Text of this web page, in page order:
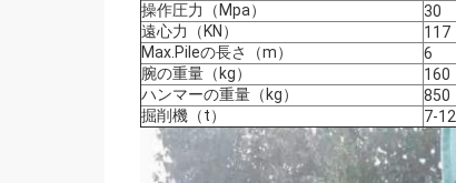
操作圧力（Mpa）
30
遠心力（KN）
117
Max.Pileの長さ（m）
6
腕の重量（kg）
160
ハンマーの重量（kg）
850
掘削機（t）
7-12